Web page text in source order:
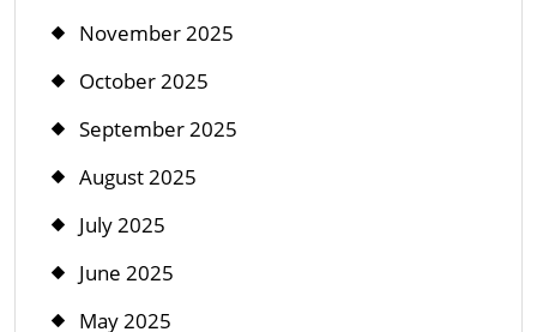
November 2025
October 2025
September 2025
August 2025
July 2025
June 2025
May 2025